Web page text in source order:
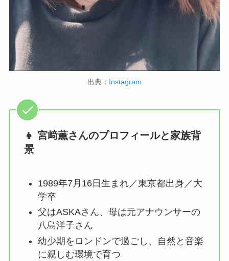
出典： Instagram
👧 宮﨑薫さんのプロフィールと家族背
景
1989年7月16日生まれ／東京都出身／大
学卒
父はASKAさん、母は元アナウンサーの
八島洋子さん
幼少期をロンドンで過ごし、自然と音楽
に親しむ環境で育つ